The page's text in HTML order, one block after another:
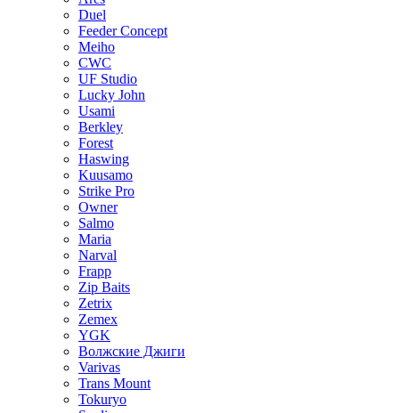
Duel
Feeder Concept
Meiho
CWC
UF Studio
Lucky John
Usami
Berkley
Forest
Haswing
Kuusamo
Strike Pro
Owner
Salmo
Maria
Narval
Frapp
Zip Baits
Zetrix
Zemex
YGK
Волжские Джиги
Varivas
Trans Mount
Tokuryo